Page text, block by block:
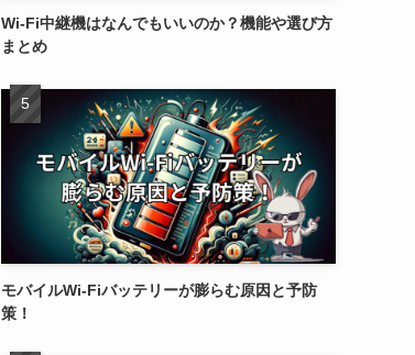
Wi-Fi中継機はなんでもいいのか？機能や選び方
まとめ
モバイルWi-Fiバッテリーが膨らむ原因と予防
策！